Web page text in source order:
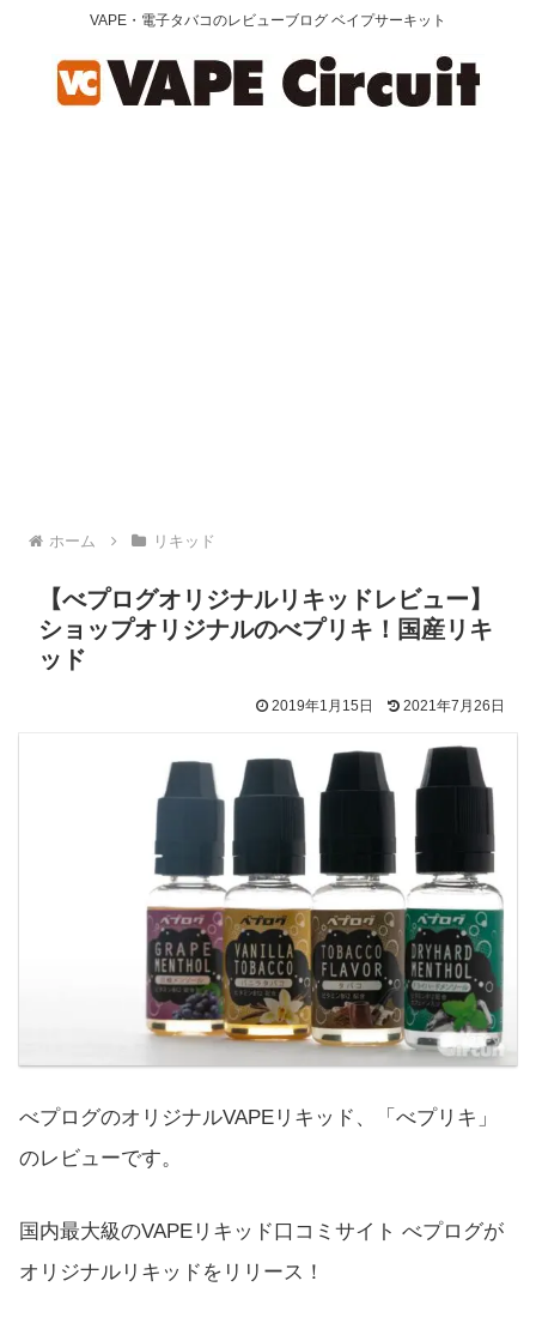
VAPE・電子タバコのレビューブログ ベイプサーキット
ホーム リキッド
【べプログオリジナルリキッドレビュー】
ショップオリジナルのべプリキ！国産リキ
ッド
2019年1月15日 2021年7月26日
べプログのオリジナルVAPEリキッド、「べプリキ」
のレビューです。
国内最大級のVAPEリキッド口コミサイト べプログが
オリジナルリキッドをリリース！